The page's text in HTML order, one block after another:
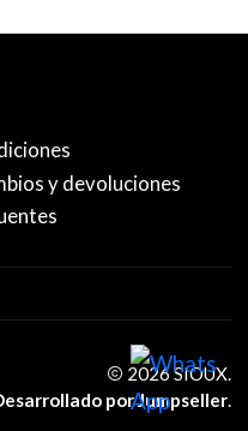
y devoluciones
2026 SIOUX.
por Jumpseller.